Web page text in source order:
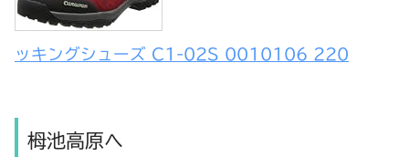
ッキングシューズ C1-02S 0010106 220
栂池高原へ